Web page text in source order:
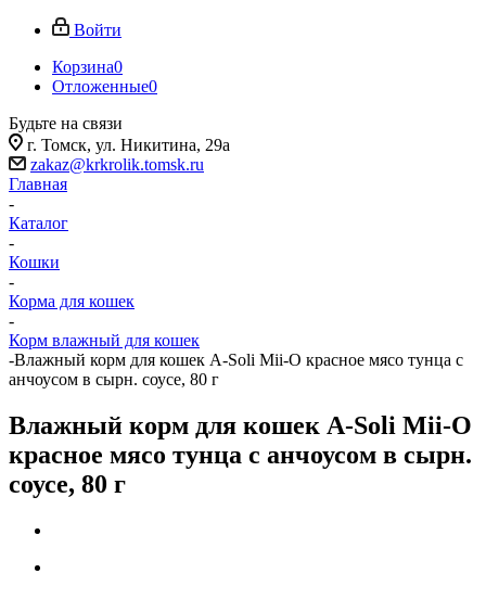
Войти
Корзина0
Отложенные0
Будьте на связи
г. Томск, ​ул. Никитина, 29а
zakaz@krkrolik.tomsk.ru
Главная
-
Каталог
-
Кошки
-
Корма для кошек
-
Корм влажный для кошек
-Влажный корм для кошек A-Soli Mii-O красное мясо тунца с
анчоусом в сырн. соусе, 80 г
Влажный корм для кошек A-Soli Mii-O
красное мясо тунца с анчоусом в сырн.
соусе, 80 г